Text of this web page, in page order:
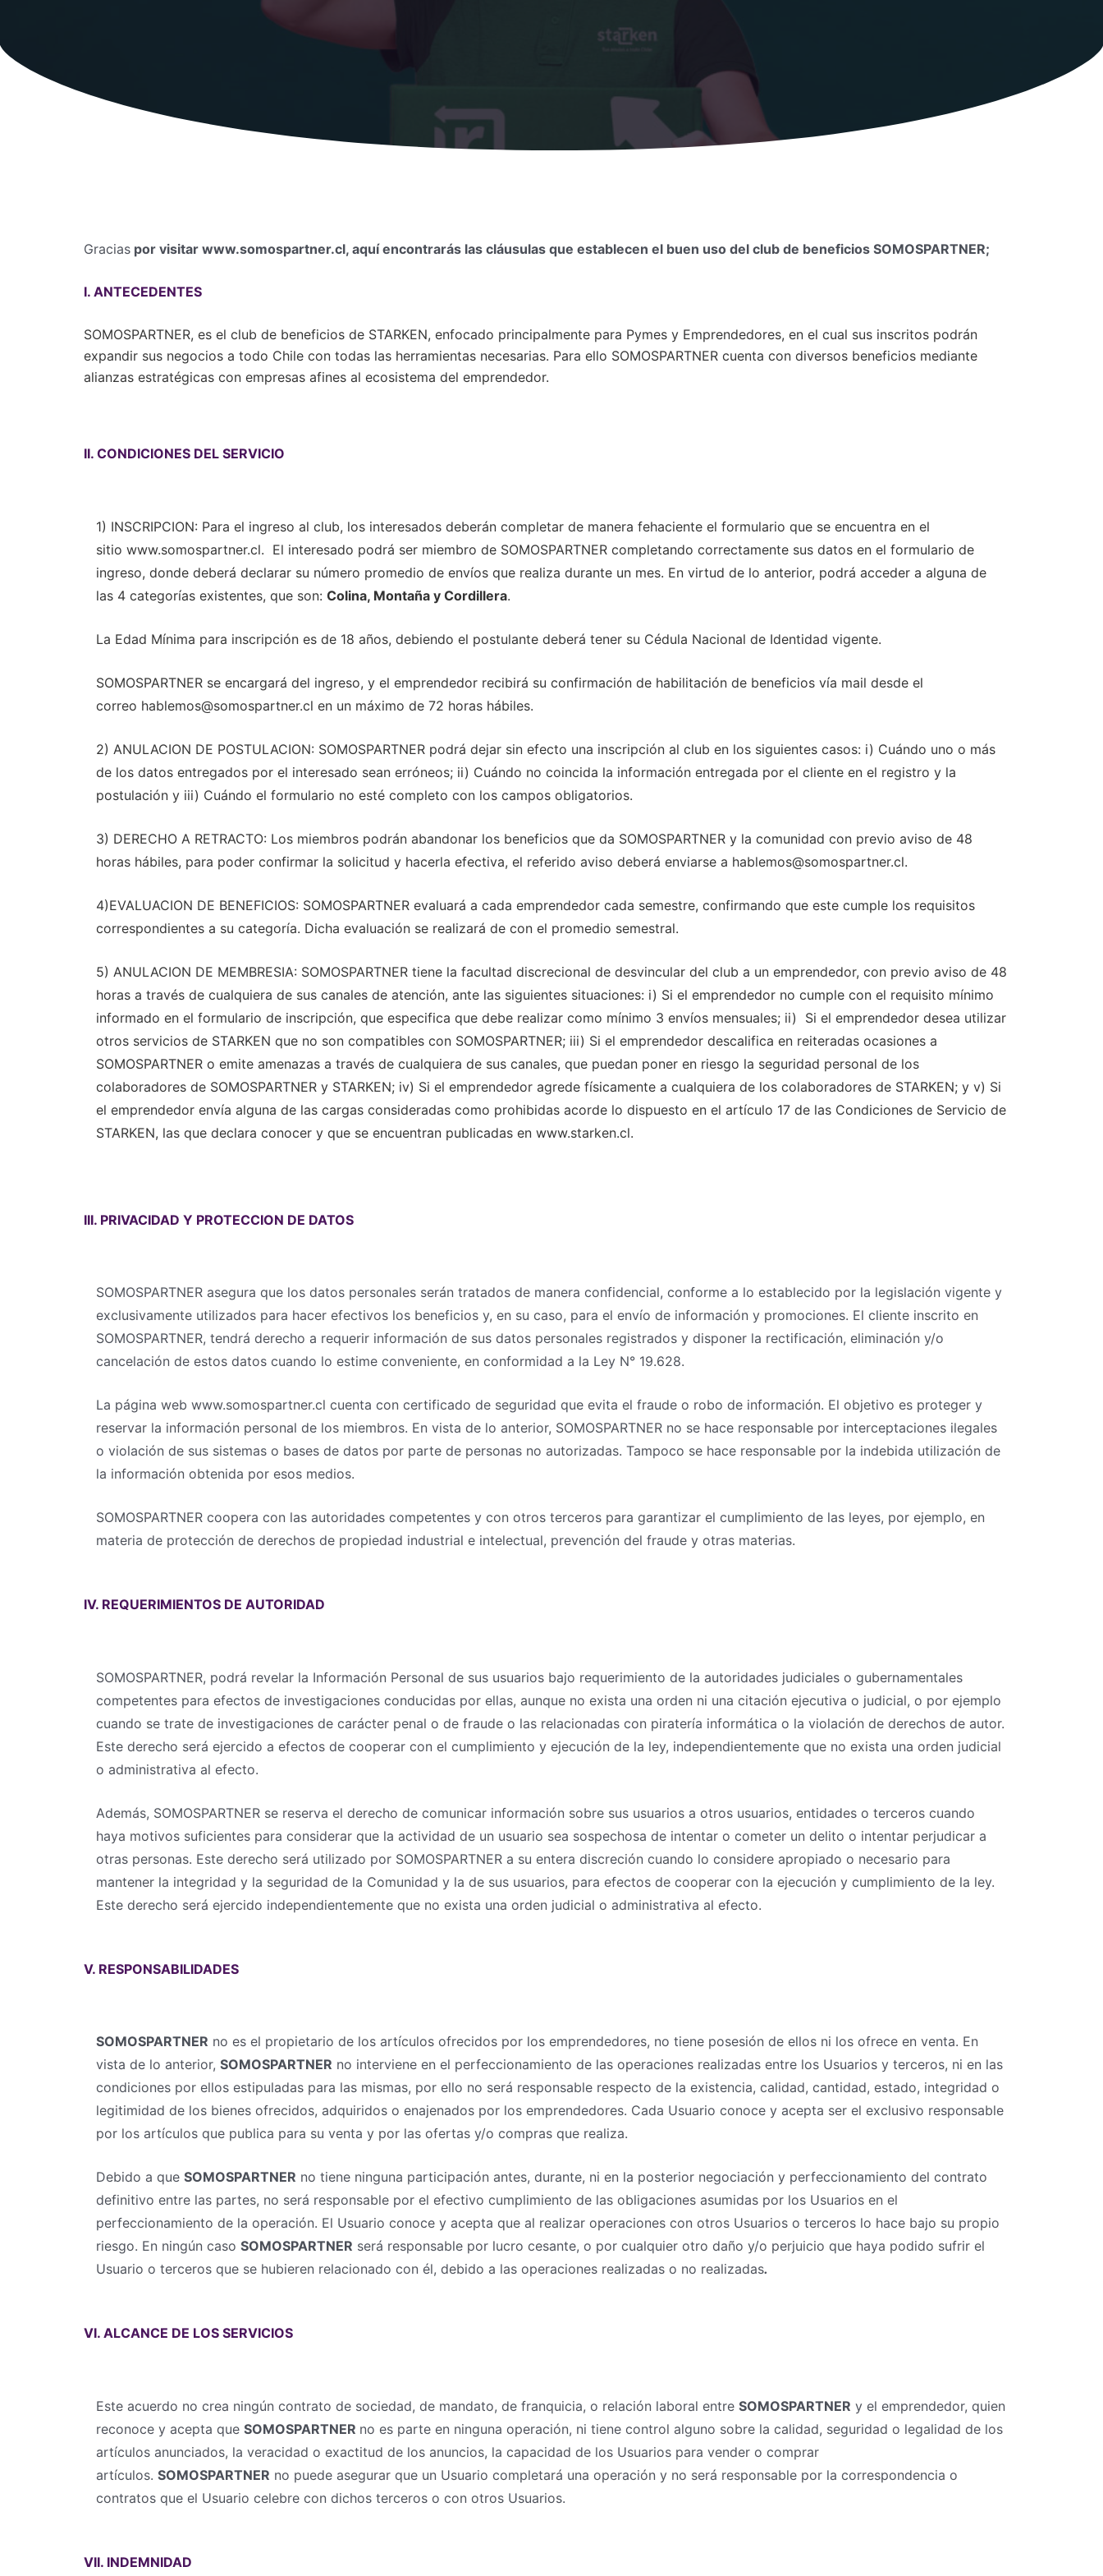
Gracias por visitar www.somospartner.cl, aquí encontrarás las cláusulas que establecen el buen uso del club de beneficios SOMOSPARTNER;
I. ANTECEDENTES
SOMOSPARTNER, es el club de beneficios de STARKEN, enfocado principalmente para Pymes y Emprendedores, en el cual sus inscritos podrán
expandir sus negocios a todo Chile con todas las herramientas necesarias. Para ello SOMOSPARTNER cuenta con diversos beneficios mediante
alianzas estratégicas con empresas afines al ecosistema del emprendedor.
II. CONDICIONES DEL SERVICIO
1) INSCRIPCION: Para el ingreso al club, los interesados deberán completar de manera fehaciente el formulario que se encuentra en el
sitio www.somospartner.cl. El interesado podrá ser miembro de SOMOSPARTNER completando correctamente sus datos en el formulario de
ingreso, donde deberá declarar su número promedio de envíos que realiza durante un mes. En virtud de lo anterior, podrá acceder a alguna de
las 4 categorías existentes, que son: Colina, Montaña y Cordillera.
La Edad Mínima para inscripción es de 18 años, debiendo el postulante deberá tener su Cédula Nacional de Identidad vigente.
SOMOSPARTNER se encargará del ingreso, y el emprendedor recibirá su confirmación de habilitación de beneficios vía mail desde el
correo hablemos@somospartner.cl en un máximo de 72 horas hábiles.
2) ANULACION DE POSTULACION: SOMOSPARTNER podrá dejar sin efecto una inscripción al club en los siguientes casos: i) Cuándo uno o más
de los datos entregados por el interesado sean erróneos; ii) Cuándo no coincida la información entregada por el cliente en el registro y la
postulación y iii) Cuándo el formulario no esté completo con los campos obligatorios.
3) DERECHO A RETRACTO: Los miembros podrán abandonar los beneficios que da SOMOSPARTNER y la comunidad con previo aviso de 48
horas hábiles, para poder confirmar la solicitud y hacerla efectiva, el referido aviso deberá enviarse a hablemos@somospartner.cl.
4)EVALUACION DE BENEFICIOS: SOMOSPARTNER evaluará a cada emprendedor cada semestre, confirmando que este cumple los requisitos
correspondientes a su categoría. Dicha evaluación se realizará de con el promedio semestral.
5) ANULACION DE MEMBRESIA: SOMOSPARTNER tiene la facultad discrecional de desvincular del club a un emprendedor, con previo aviso de 48
horas a través de cualquiera de sus canales de atención, ante las siguientes situaciones: i) Si el emprendedor no cumple con el requisito mínimo
informado en el formulario de inscripción, que especifica que debe realizar como mínimo 3 envíos mensuales; ii) Si el emprendedor desea utilizar
otros servicios de STARKEN que no son compatibles con SOMOSPARTNER; iii) Si el emprendedor descalifica en reiteradas ocasiones a
SOMOSPARTNER o emite amenazas a través de cualquiera de sus canales, que puedan poner en riesgo la seguridad personal de los
colaboradores de SOMOSPARTNER y STARKEN; iv) Si el emprendedor agrede físicamente a cualquiera de los colaboradores de STARKEN; y v) Si
el emprendedor envía alguna de las cargas consideradas como prohibidas acorde lo dispuesto en el artículo 17 de las Condiciones de Servicio de
STARKEN, las que declara conocer y que se encuentran publicadas en www.starken.cl.
III. PRIVACIDAD Y PROTECCION DE DATOS
SOMOSPARTNER asegura que los datos personales serán tratados de manera confidencial, conforme a lo establecido por la legislación vigente y
exclusivamente utilizados para hacer efectivos los beneficios y, en su caso, para el envío de información y promociones. El cliente inscrito en
SOMOSPARTNER, tendrá derecho a requerir información de sus datos personales registrados y disponer la rectificación, eliminación y/o
cancelación de estos datos cuando lo estime conveniente, en conformidad a la Ley N° 19.628.
La página web www.somospartner.cl cuenta con certificado de seguridad que evita el fraude o robo de información. El objetivo es proteger y
reservar la información personal de los miembros. En vista de lo anterior, SOMOSPARTNER no se hace responsable por interceptaciones ilegales
o violación de sus sistemas o bases de datos por parte de personas no autorizadas. Tampoco se hace responsable por la indebida utilización de
la información obtenida por esos medios.
SOMOSPARTNER coopera con las autoridades competentes y con otros terceros para garantizar el cumplimiento de las leyes, por ejemplo, en
materia de protección de derechos de propiedad industrial e intelectual, prevención del fraude y otras materias.
IV. REQUERIMIENTOS DE AUTORIDAD
SOMOSPARTNER, podrá revelar la Información Personal de sus usuarios bajo requerimiento de la autoridades judiciales o gubernamentales
competentes para efectos de investigaciones conducidas por ellas, aunque no exista una orden ni una citación ejecutiva o judicial, o por ejemplo
cuando se trate de investigaciones de carácter penal o de fraude o las relacionadas con piratería informática o la violación de derechos de autor.
Este derecho será ejercido a efectos de cooperar con el cumplimiento y ejecución de la ley, independientemente que no exista una orden judicial
o administrativa al efecto.
Además, SOMOSPARTNER se reserva el derecho de comunicar información sobre sus usuarios a otros usuarios, entidades o terceros cuando
haya motivos suficientes para considerar que la actividad de un usuario sea sospechosa de intentar o cometer un delito o intentar perjudicar a
otras personas. Este derecho será utilizado por SOMOSPARTNER a su entera discreción cuando lo considere apropiado o necesario para
mantener la integridad y la seguridad de la Comunidad y la de sus usuarios, para efectos de cooperar con la ejecución y cumplimiento de la ley.
Este derecho será ejercido independientemente que no exista una orden judicial o administrativa al efecto.
V. RESPONSABILIDADES
SOMOSPARTNER no es el propietario de los artículos ofrecidos por los emprendedores, no tiene posesión de ellos ni los ofrece en venta. En
vista de lo anterior, SOMOSPARTNER no interviene en el perfeccionamiento de las operaciones realizadas entre los Usuarios y terceros, ni en las
condiciones por ellos estipuladas para las mismas, por ello no será responsable respecto de la existencia, calidad, cantidad, estado, integridad o
legitimidad de los bienes ofrecidos, adquiridos o enajenados por los emprendedores. Cada Usuario conoce y acepta ser el exclusivo responsable
por los artículos que publica para su venta y por las ofertas y/o compras que realiza.
Debido a que SOMOSPARTNER no tiene ninguna participación antes, durante, ni en la posterior negociación y perfeccionamiento del contrato
definitivo entre las partes, no será responsable por el efectivo cumplimiento de las obligaciones asumidas por los Usuarios en el
perfeccionamiento de la operación. El Usuario conoce y acepta que al realizar operaciones con otros Usuarios o terceros lo hace bajo su propio
riesgo. En ningún caso SOMOSPARTNER será responsable por lucro cesante, o por cualquier otro daño y/o perjuicio que haya podido sufrir el
Usuario o terceros que se hubieren relacionado con él, debido a las operaciones realizadas o no realizadas.
VI. ALCANCE DE LOS SERVICIOS
Este acuerdo no crea ningún contrato de sociedad, de mandato, de franquicia, o relación laboral entre SOMOSPARTNER y el emprendedor, quien
reconoce y acepta que SOMOSPARTNER no es parte en ninguna operación, ni tiene control alguno sobre la calidad, seguridad o legalidad de los
artículos anunciados, la veracidad o exactitud de los anuncios, la capacidad de los Usuarios para vender o comprar
artículos. SOMOSPARTNER no puede asegurar que un Usuario completará una operación y no será responsable por la correspondencia o
contratos que el Usuario celebre con dichos terceros o con otros Usuarios.
VII. INDEMNIDAD